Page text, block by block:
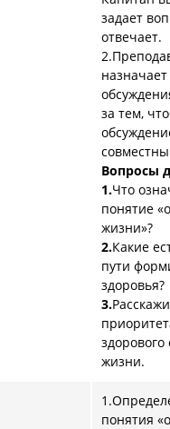
задает
отвечает.
за тем,
Вопросы
1.Что
понятие
жизни»?
2.Какие
пути
здоровья?
3.
здорового
жизни.
понятия